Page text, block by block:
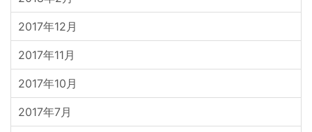
2017年12月
2017年11月
2017年10月
2017年7月